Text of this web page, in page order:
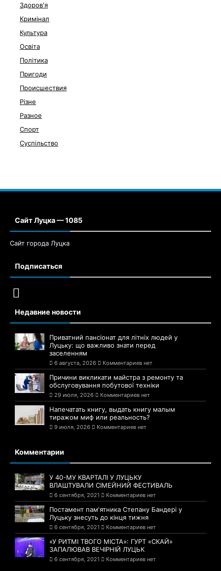
Здоров'я
Кримінал
Культура
Освіта
Політика
Пригоди
Происшествия
Різне
Разное
Спорт
Суспільство
Сайт Луцка — 1085
Сайт города Луцка
Подписаться
Недавние новости
Приватний пансіонат для літніх людей у
Луцьку: що важливо знати перед
заселенням
6 августа, 2026 Комментариев нет
Причини викликати майстра з ремонту та
обслуговування побутової техніки
29 июля, 2026 Комментариев нет
Напечатать книгу, выдать книгу малым
тиражом миф или реальность?
9 июля, 2026 Комментариев нет
Комментарии
У 40-МУ КВАРТАЛІ У ЛУЦЬКУ
ВЛАШТУВАЛИ СІМЕЙНИЙ ФЕСТИВАЛЬ
6 сентября, 2021 Комментариев нет
Постамент пам'ятника Степану Бандері у
Луцьку знесуть до кінця тижня
6 сентября, 2021 Комментариев нет
«У РИТМІ ТВОГО МІСТА»: ГУРТ «СКАЙ»
ЗАПАЛЮВАВ ВЕЧІРНІЙ ЛУЦЬК
6 сентября, 2021 Комментариев нет